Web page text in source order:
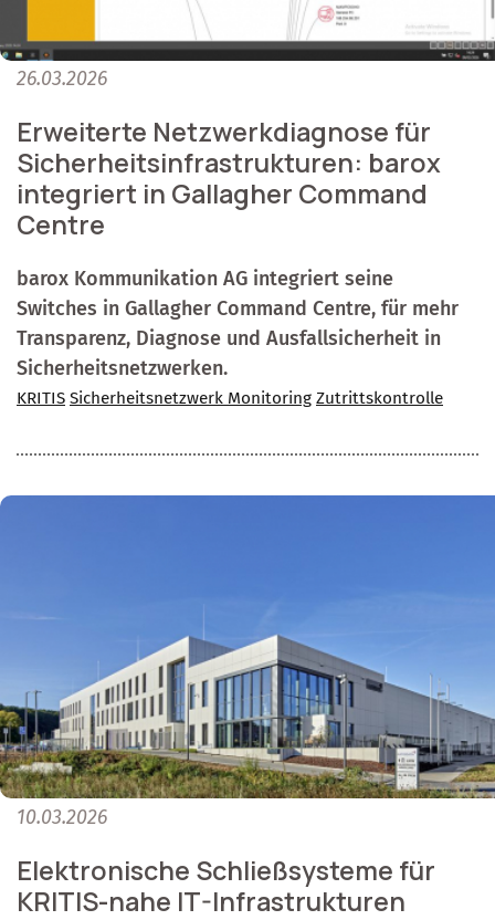
26.03.2026
Erweiterte Netzwerkdiagnose für
Sicherheitsinfrastrukturen: barox
integriert in Gallagher Command
Centre
barox Kommunikation AG integriert seine
Switches in Gallagher Command Centre, für mehr
Transparenz, Diagnose und Ausfallsicherheit in
Sicherheitsnetzwerken.
KRITIS Sicherheitsnetzwerk Monitoring Zutrittskontrolle
10.03.2026
Elektronische Schließsysteme für
KRITIS-nahe IT-Infrastrukturen